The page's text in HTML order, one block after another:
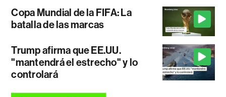
Copa Mundial de la FIFA: La
batalla de las marcas
Trump afirma que EE.UU.
"mantendrá el estrecho" y lo
controlará